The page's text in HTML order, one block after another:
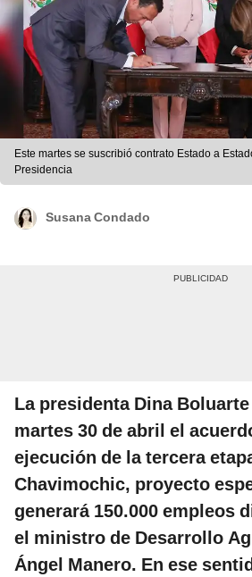
Este martes se suscribió contrato Estado a
Presidencia
Susana Condado
La presidenta Dina
martes 30 de abril el
ejecución de la tercera
Chavimochic, proyecto
generará 150.000 empleos
el ministro de Desarrollo
Ángel Manero. En ese